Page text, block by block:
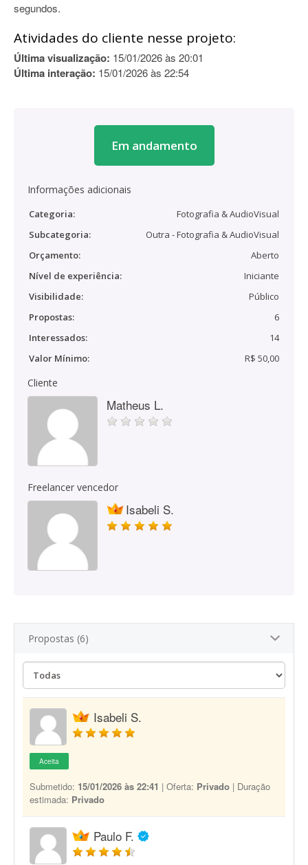
segundos.
Atividades do cliente nesse projeto:
Última visualização: 15/01/2026 às 20:01
Última interação: 15/01/2026 às 22:54
Em andamento
Informações adicionais
Categoria:
Fotografia & AudioVisual
Subcategoria:
Outra - Fotografia & AudioVisual
Orçamento:
Aberto
Nível de experiência:
Iniciante
Visibilidade:
Público
Propostas:
6
Interessados:
14
Valor Mínimo:
R$ 50,00
Cliente
Matheus L.
Freelancer vencedor
Isabeli S.
Propostas (6)
Isabeli S.
Aceita
Submetido: 15/01/2026 às 22:41 | Oferta: Privado | Duração
estimada: Privado
Paulo F.